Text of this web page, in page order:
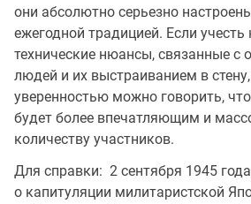
они абсолютно серьезно
ежегодной традицией. Если учесть
технические нюансы, связанные с
людей и их выстраиванием в
уверенностью можно говорить,
будет более впечатляющим и
количеству участников.
Для справки: 2 сентября 1945
о капитуляции милитаристской